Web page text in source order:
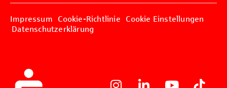
Impressum Cookie-Richtlinie
Cookie Einstellungen
Datenschutzerklärung